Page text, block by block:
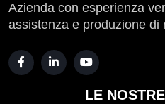
Azienda con esperienza
assistenza e produzione di
LE